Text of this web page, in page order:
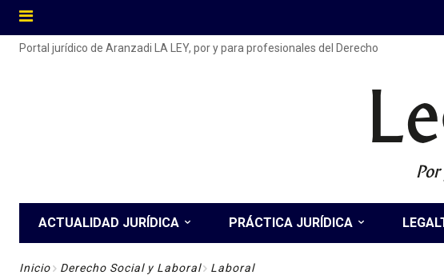
Portal jurídico de Aranzadi LA LEY, por y para profesionales del Derecho
Por
ACTUALIDAD JURÍDICA PRÁCTICA JURÍDICA
Inicio Derecho Social y Laboral Laboral